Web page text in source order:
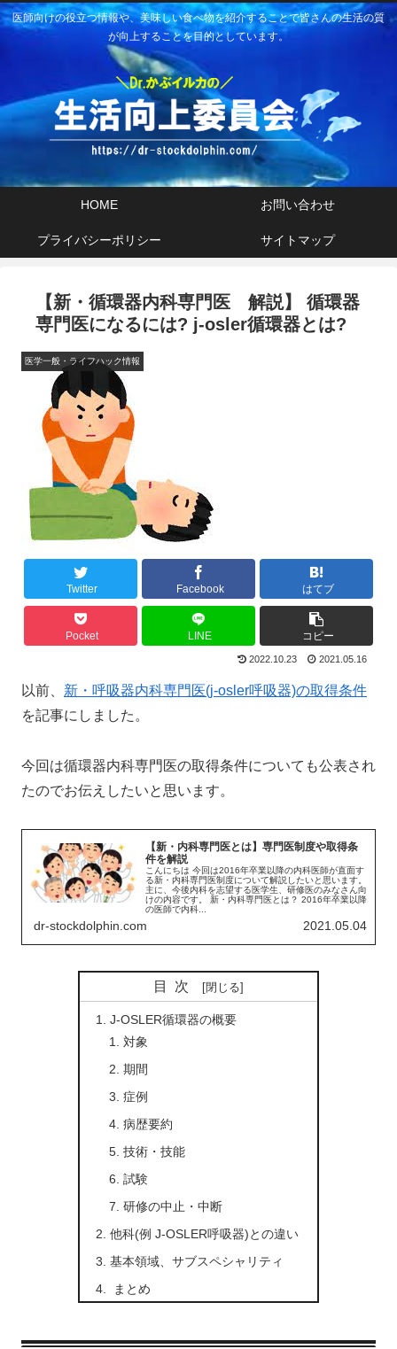
医師向けの役立つ情報や、美味しい食べ物を紹介することで皆さんの生活の質
が向上することを目的としています。
HOME お問い合わせ
プライバシーポリシー サイトマップ
【新・循環器内科専門医 解説】 循環器
専門医になるには? j-osler循環器とは?
医学一般・ライフハック情報
Twitter Facebook はてブ
Pocket LINE コピー
2022.10.23 2021.05.16
以前、 新・呼吸器内科専門医(j-osler呼吸器)の取得条件
を記事にしました。
今回は循環器内科専門医の取得条件についても公表され
たのでお伝えしたいと思います。
【新・内科専門医とは】専門医制度や取得条
件を解説
こんにちは 今回は2016年卒業以降の内科医師が直面す
る新・内科専門医制度について解説したいと思います。
主に、今後内科を志望する医学生、研修医のみなさん向
けの内容です。 新・内科専門医とは？ 2016年卒業以降
の医師で内科...
dr-stockdolphin.com 2021.05.04
目次
J-OSLER循環器の概要
対象
期間
症例
病歴要約
技術・技能
試験
研修の中止・中断
他科(例 J-OSLER呼吸器)との違い
基本領域、サブスペシャリティ
まとめ